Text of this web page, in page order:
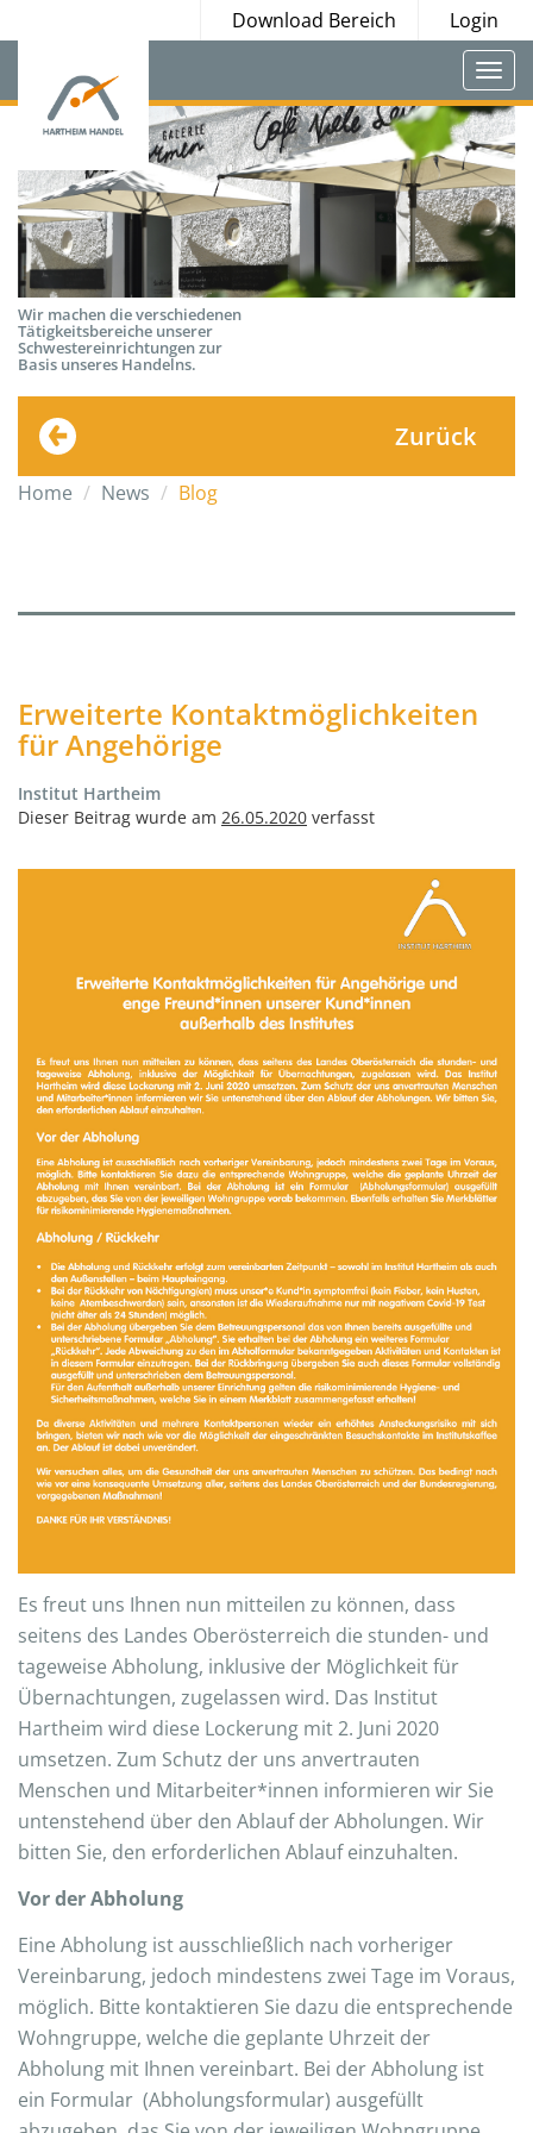
Download Bereich Login
Wir machen die verschiedenen
Tätigkeitsbereiche unserer
Schwestereinrichtungen zur
Basis unseres Handelns.
Zurück
Home News Blog
Erweiterte Kontaktmöglichkeiten
für Angehörige
Institut Hartheim
Dieser Beitrag wurde am 26.05.2020 verfasst
Es freut uns Ihnen nun mitteilen zu können, dass
seitens des Landes Oberösterreich die stunden- und
tageweise Abholung, inklusive der Möglichkeit für
Übernachtungen, zugelassen wird. Das Institut
Hartheim wird diese Lockerung mit 2. Juni 2020
umsetzen. Zum Schutz der uns anvertrauten
Menschen und Mitarbeiter*innen informieren wir Sie
untenstehend über den Ablauf der Abholungen. Wir
bitten Sie, den erforderlichen Ablauf einzuhalten.
Vor der Abholung
Eine Abholung ist ausschließlich nach vorheriger
Vereinbarung, jedoch mindestens zwei Tage im Voraus,
möglich. Bitte kontaktieren Sie dazu die entsprechende
Wohngruppe, welche die geplante Uhrzeit der
Abholung mit Ihnen vereinbart. Bei der Abholung ist
ein Formular (Abholungsformular) ausgefüllt